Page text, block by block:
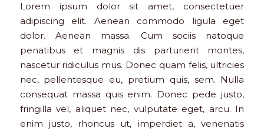
Lorem ipsum dolor sit amet, consectetuer
adipiscing elit. Aenean commodo ligula eget
dolor. Aenean massa. Cum sociis natoque
penatibus et magnis dis parturient montes,
nascetur ridiculus mus. Donec quam felis, ultricies
nec, pellentesque eu, pretium quis, sem. Nulla
consequat massa quis enim. Donec pede justo,
fringilla vel, aliquet nec, vulputate eget, arcu. In
enim justo, rhoncus ut, imperdiet a, venenatis